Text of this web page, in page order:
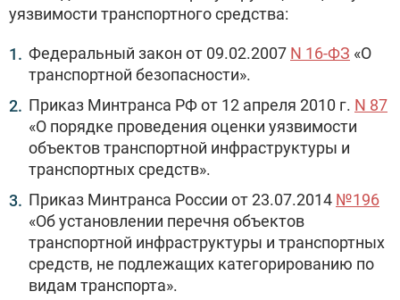
уязвимости транспортного средства:
Федеральный закон от 09.02.2007 N 16-ФЗ «О
транспортной безопасности».
Приказ Минтранса РФ от 12 апреля 2010 г. N 87
«О порядке проведения оценки уязвимости
объектов транспортной инфраструктуры и
транспортных средств».
Приказ Минтранса России от 23.07.2014 №196
«Об установлении перечня объектов
транспортной инфраструктуры и транспортных
средств, не подлежащих категорированию по
видам транспорта».